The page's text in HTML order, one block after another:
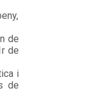
de
de
i
de